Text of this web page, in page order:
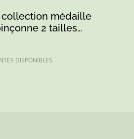
collection médaille
2 tailles
DISPONIBLES